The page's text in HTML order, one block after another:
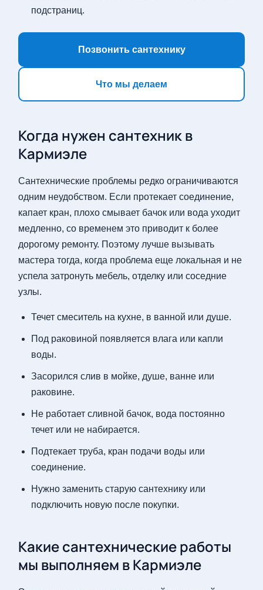
подстраниц.
Позвонить сантехнику
Что мы делаем
Когда нужен сантехник в
Кармиэле
Сантехнические проблемы редко ограничиваются
одним неудобством. Если протекает соединение,
капает кран, плохо смывает бачок или вода уходит
медленно, со временем это приводит к более
дорогому ремонту. Поэтому лучше вызывать
мастера тогда, когда проблема еще локальная и не
успела затронуть мебель, отделку или соседние
узлы.
Течет смеситель на кухне, в ванной или душе.
Под раковиной появляется влага или капли
воды.
Засорился слив в мойке, душе, ванне или
раковине.
Не работает сливной бачок, вода постоянно
течет или не набирается.
Подтекает труба, кран подачи воды или
соединение.
Нужно заменить старую сантехнику или
подключить новую после покупки.
Какие сантехнические работы
мы выполняем в Кармиэле